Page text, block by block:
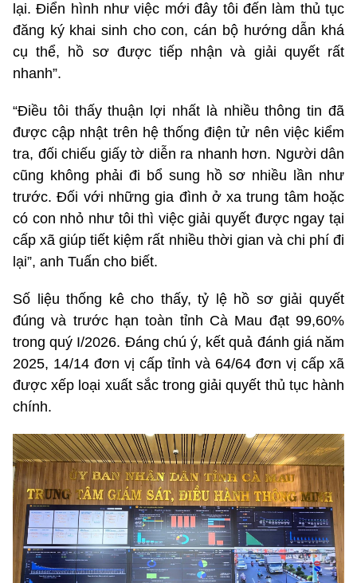
lại. Điển hình như việc mới đây tôi đến làm thủ tục
đăng ký khai sinh cho con, cán bộ hướng dẫn khá
cụ thể, hồ sơ được tiếp nhận và giải quyết rất
nhanh”.
“Điều tôi thấy thuận lợi nhất là nhiều thông tin đã
được cập nhật trên hệ thống điện tử nên việc kiểm
tra, đối chiếu giấy tờ diễn ra nhanh hơn. Người dân
cũng không phải đi bổ sung hồ sơ nhiều lần như
trước. Đối với những gia đình ở xa trung tâm hoặc
có con nhỏ như tôi thì việc giải quyết được ngay tại
cấp xã giúp tiết kiệm rất nhiều thời gian và chi phí đi
lại”, anh Tuấn cho biết.
Số liệu thống kê cho thấy, tỷ lệ hồ sơ giải quyết
đúng và trước hạn toàn tỉnh Cà Mau đạt 99,60%
trong quý I/2026. Đáng chú ý, kết quả đánh giá năm
2025, 14/14 đơn vị cấp tỉnh và 64/64 đơn vị cấp xã
được xếp loại xuất sắc trong giải quyết thủ tục hành
chính.